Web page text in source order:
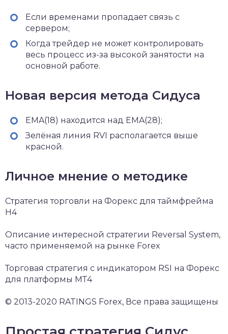
Если временами пропадает связь с
сервером;
Когда трейдер не может контролировать
весь процесс из-за высокой занятости на
основной работе.
Новая версия метода Сидуса
EMA(18) находится над EMA(28);
Зелёная линия RVI располагается выше
красной.
Личное мнение о методике
Стратегия торговли на Форекс для таймфрейма
H4
Описание интересной стратегии Reversal System,
часто применяемой на рынке Forex
Торговая стратегия с индикатором RSI на Форекс
для платформы МТ4
© 2013-2020 RATINGS Forex, Все права защищены